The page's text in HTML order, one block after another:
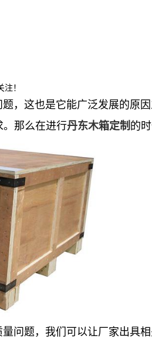
！
这也是它能广泛发展的原
那么在进行丹东木箱定制的
问题，我们可以让厂家出具